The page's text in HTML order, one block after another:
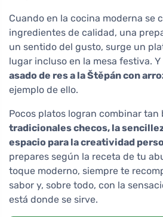
Cuando en la cocina moderna se
ingredientes de calidad, una
un sentido del gusto, surge un
lugar incluso en la mesa festiva.
asado de res a la Štěpán con
ejemplo de ello.
Pocos platos logran combinar tan
tradicionales checos, la
espacio para la creatividad
prepares según la receta de tu
toque moderno, siempre te
sabor y, sobre todo, con la
está donde se sirve.